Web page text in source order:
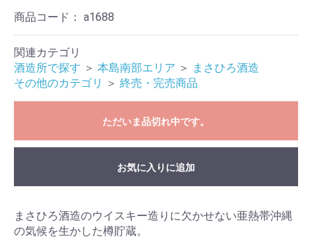
商品コード： a1688
関連カテゴリ
酒造所で探す ＞ 本島南部エリア ＞ まさひろ酒造
その他のカテゴリ
＞ 終売・完売商品
ただいま品切れ中です。
お気に入りに追加
まさひろ酒造のウイスキー造りに欠かせない亜熱帯沖縄
の気候を生かした樽貯蔵。